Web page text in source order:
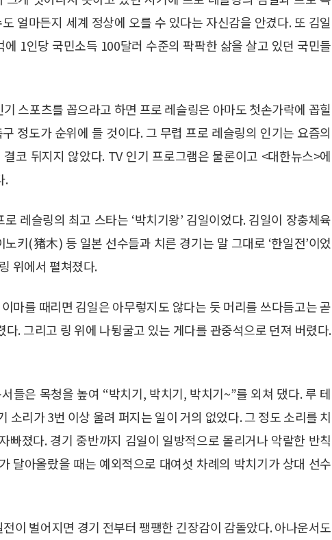
얼마든지 세계 정상에 오를 수 있다는 자신감을 안겼다. 또 김일
1인당 국민소득 100달러 수준의 팍팍한 삶을 살고 있던 국민들
스포츠를 꼽으라고 하면 프로 레슬링은 아마도 첫손가락에 꼽힐
정도가 순위에 들 것이다. 그 무렵 프로 레슬링의 인기는 요즘의
코 뒤지지 않았다. TV 인기 프로그램은 물론이고 <대한뉴스>에
.
레슬링의 최고 스타는 ‘박치기왕’ 김일이었다. 김일이 장충체육
키(猪木) 등 일본 선수들과 치른 경기는 말 그대로 ‘한일전’이었
위에서 펼쳐졌다.
마를 때리면 김일은 아무렇지도 않다는 듯 머리를 쓰다듬고는 곧
. 그리고 링 위에 나뒹굴고 있는 게다를 관중석으로 던져 버렸다.
들은 목청을 높여 “박치기, 박치기, 박치기~”를 외쳐 댔다. 루 테
소리가 3번 이상 울려 퍼지는 일이 거의 없었다. 그 정도 소리를 치
빠졌다. 경기 중반까지 김일이 일방적으로 몰리거나 악랄한 반칙
달아올랐을 때는 예외적으로 대여섯 차례의 박치기가 상대 선수
이 벌어지면 경기 전부터 팽팽한 긴장감이 감돌았다. 아나운서도